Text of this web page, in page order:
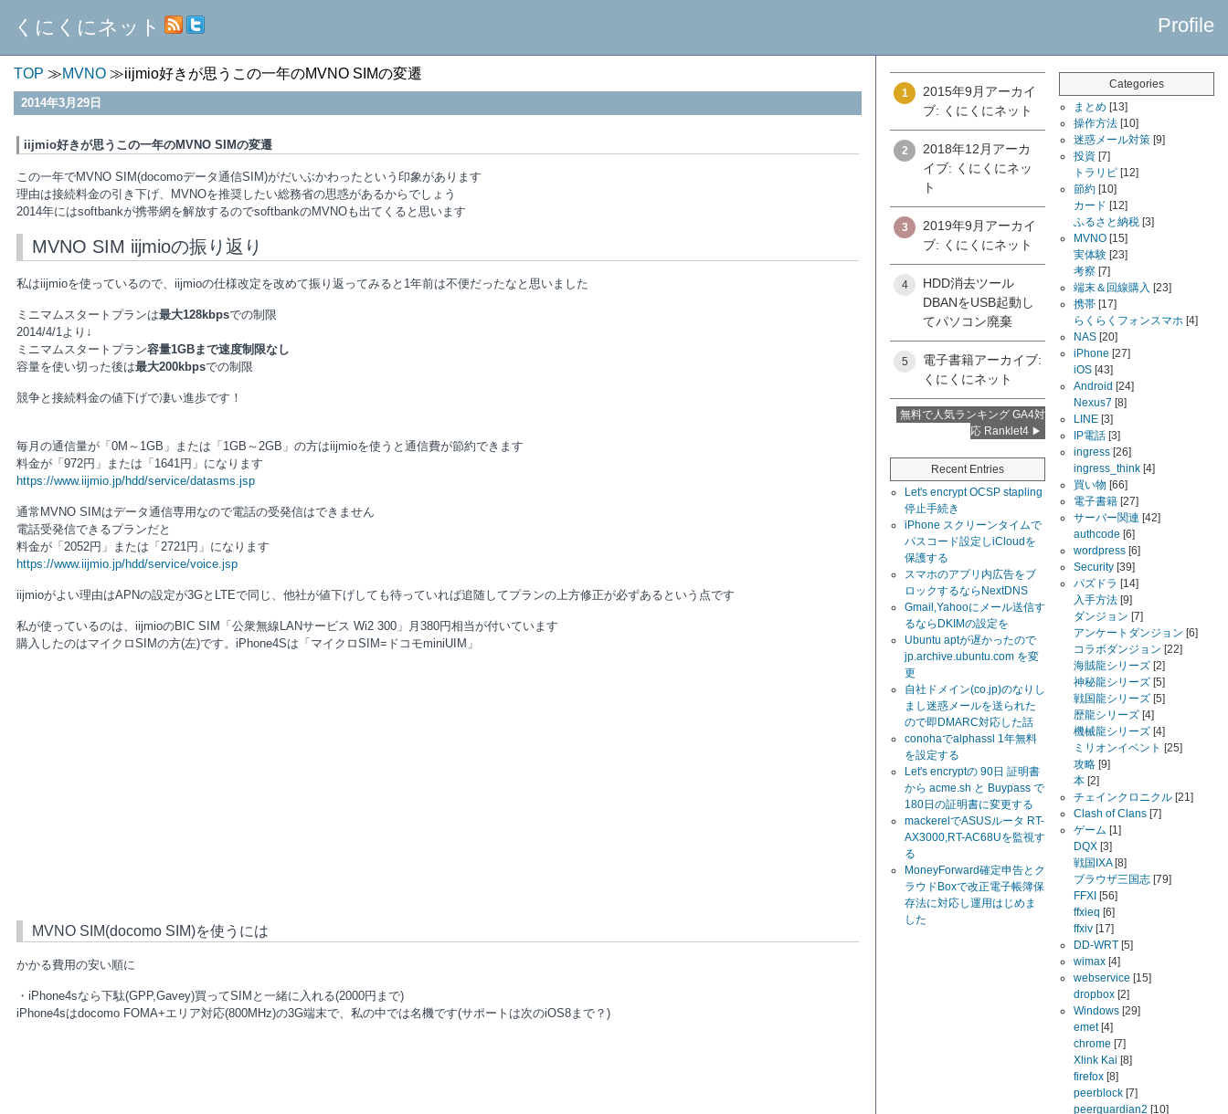
くにくにネット Profile
TOP MVNO iijmio好きが思うこの一年のMVNO SIMの変遷
2014年3月29日
iijmio好きが思うこの一年のMVNO SIMの変遷
この一年でMVNO SIM(docomoデータ通信SIM)がだいぶかわったという印象があります
理由は接続料金の引き下げ、MVNOを推奨したい総務省の思惑があるからでしょう
2014年にはsoftbankが携帯網を解放するのでsoftbankのMVNOも出てくると思います
MVNO SIM iijmioの振り返り
私はiijmioを使っているので、iijmioの仕様改定を改めて振り返ってみると1年前は不便だったなと思いました
ミニマムスタートプランは最大128kbpsでの制限
2014/4/1より↓
ミニマムスタートプラン容量1GBまで速度制限なし
容量を使い切った後は最大200kbpsでの制限
競争と接続料金の値下げで凄い進歩です！
毎月の通信量が「0M～1GB」または「1GB～2GB」の方はiijmioを使うと通信費が節約できます
料金が「972円」または「1641円」になります
https://www.iijmio.jp/hdd/service/datasms.jsp
通常MVNO SIMはデータ通信専用なので電話の受発信はできません
電話受発信できるプランだと
料金が「2052円」または「2721円」になります
https://www.iijmio.jp/hdd/service/voice.jsp
iijmioがよい理由はAPNの設定が3GとLTEで同じ、他社が値下げしても待っていれば追随してプランの上方修正が必ずあるという点です
私が使っているのは、iijmioのBIC SIM「公衆無線LANサービス Wi2 300」月380円相当が付いています
購入したのはマイクロSIMの方(左)です。iPhone4Sは「マイクロSIM=ドコモminiUIM」
MVNO SIM(docomo SIM)を使うには
かかる費用の安い順に
・iPhone4sなら下駄(GPP,Gavey)買ってSIMと一緒に入れる(2000円まで)
iPhone4sはdocomo FOMA+エリア対応(800MHz)の3G端末で、私の中では名機です(サポートは次のiOS8まで？)
1
2015年9月アーカイ
ブ: くにくにネット
2
2018年12月アーカ
イブ: くにくにネッ
ト
3
2019年9月アーカイ
ブ: くにくにネット
4
HDD消去ツール
DBANをUSB起動し
てパソコン廃棄
5
電子書籍アーカイブ:
くにくにネット
無料で人気ランキング GA4対
応 Ranklet4
Recent Entries
Let's encrypt OCSP stapling
停止手続き
iPhone スクリーンタイムで
パスコード設定しiCloudを
保護する
スマホのアプリ内広告をブ
ロックするならNextDNS
Gmail,Yahooにメール送信す
るならDKIMの設定を
Ubuntu aptが遅かったので
jp.archive.ubuntu.com を変
更
自社ドメイン(co.jp)のなりし
まし迷惑メールを送られた
ので即DMARC対応した話
conohaでalphassl 1年無料
を設定する
Let's encryptの 90日 証明書
から acme.sh と Buypass で
180日の証明書に変更する
mackerelでASUSルータ RT-
AX3000,RT-AC68Uを監視す
る
MoneyForward確定申告とク
ラウドBoxで改正電子帳簿保
存法に対応し運用はじめま
した
Categories
まとめ [13]
操作方法 [10]
迷惑メール対策 [9]
投資 [7]
トラリピ [12]
節約 [10]
カード [12]
ふるさと納税 [3]
MVNO [15]
実体験 [23]
考察 [7]
端末＆回線購入 [23]
携帯 [17]
らくらくフォンスマホ [4]
NAS [20]
iPhone [27]
iOS [43]
Android [24]
Nexus7 [8]
LINE [3]
IP電話 [3]
ingress [26]
ingress_think [4]
買い物 [66]
電子書籍 [27]
サーバー関連 [42]
authcode [6]
wordpress [6]
Security [39]
パズドラ [14]
入手方法 [9]
ダンジョン [7]
アンケートダンジョン [6]
コラボダンジョン [22]
海賊龍シリーズ [2]
神秘龍シリーズ [5]
戦国龍シリーズ [5]
歴龍シリーズ [4]
機械龍シリーズ [4]
ミリオンイベント [25]
攻略 [9]
本 [2]
チェインクロニクル [21]
Clash of Clans [7]
ゲーム [1]
DQX [3]
戦国IXA[8]
ブラウザ三国志 [79]
FFXI [56]
ffxieq [6]
ffxiv [17]
DD-WRT [5]
wimax [4]
webservice [15]
dropbox [2]
Windows [29]
emet[4]
chrome [7]
Xlink Kai [8]
firefox [8]
peerblock [7]
peerguardian2 [10]